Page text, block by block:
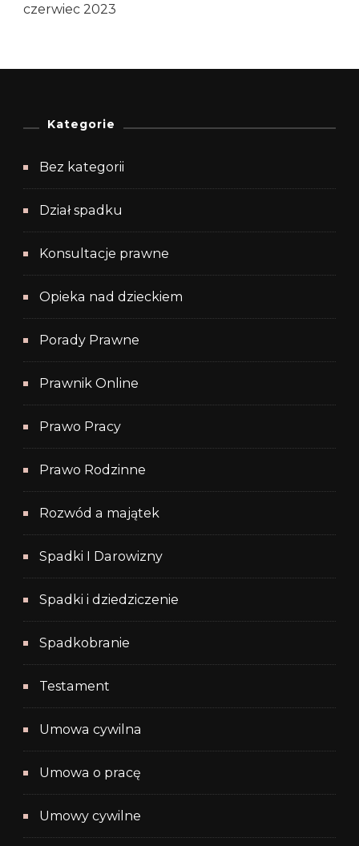
czerwiec 2023
Kategorie
Bez kategorii
Dział spadku
Konsultacje prawne
Opieka nad dzieckiem
Porady Prawne
Prawnik Online
Prawo Pracy
Prawo Rodzinne
Rozwód a majątek
Spadki I Darowizny
Spadki i dziedziczenie
Spadkobranie
Testament
Umowa cywilna
Umowa o pracę
Umowy cywilne